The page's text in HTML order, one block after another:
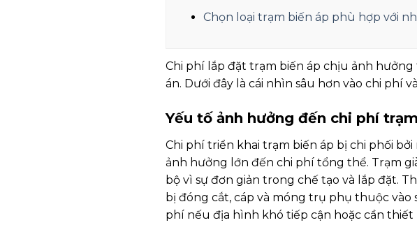
Chọn loại trạm biến áp phù hợp với
Chi phí lắp đặt trạm biến áp chịu ảnh
án. Dưới đây là cái nhìn sâu hơn vào chi phí
Yếu tố ảnh hưởng đến chi phí
Chi phí triển khai trạm biến áp bị chi phối
ảnh hưởng lớn đến chi phí tổng thể. Trạm
bộ vì sự đơn giản trong chế tạo và lắp đặt.
bị đóng cắt, cáp và móng trụ phụ thuộc
phí nếu địa hình khó tiếp cận hoặc cần